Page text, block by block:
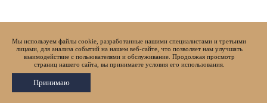
Мы используем файлы cookie, разработанные нашими специалистами и третьими
лицами, для анализа событий на нашем веб-сайте, что позволяет нам улучшать
взаимодействие с пользователями и обслуживание. Продолжая просмотр
страниц нашего сайта, вы принимаете условия его использования.
Принимаю
© Все права защищены.